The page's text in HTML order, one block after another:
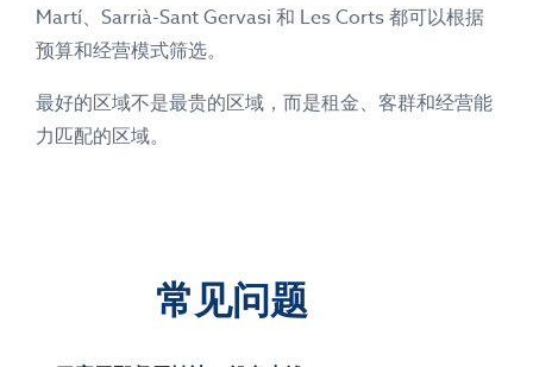
Martí、Sarrià-Sant Gervasi 和 Les Corts 都可以根据
预算和经营模式筛选。
最好的区域不是最贵的区域，而是租金、客群和经营能
力匹配的区域。
常见问题